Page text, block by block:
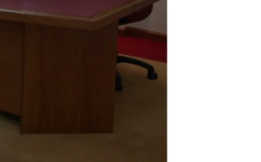
К сведению населения города